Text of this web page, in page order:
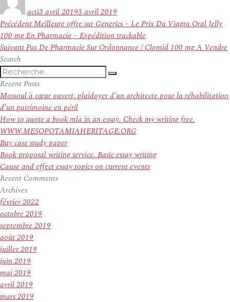
actile
3 avril 20193 avril 2019
Navigation
de
l’article
PrécédentArticle
précédent :
Meilleure offre sur Generics – Le Prix Du Viagra Oral Jelly
100 mg En Pharmacie – Expédition trackable
SuivantArticle
Pas De Pharmacie Sur Ordonnance / Clomid 100 mg A Vendre
Search
Recherche
pour
:
Recherche
Recent Posts
Mossoul à cœur ouvert, plaidoyer d’un architecte pour la réhabilitation
d’un patrimoine en péril
How to quote a book mla in an essay. Check my writing free.
WWW.MESOPOTAMIAHERITAGE.ORG
Buy case study paper
Book proposal writing service. Basic essay writing
Cause and effect essay topics on current events
Recent Comments
Archives
février 2022
octobre 2019
septembre 2019
août 2019
juillet 2019
juin 2019
mai 2019
avril 2019
mars 2019